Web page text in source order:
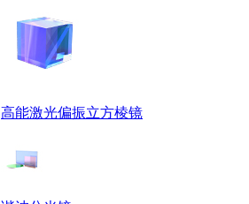
高能激光偏振立方棱镜